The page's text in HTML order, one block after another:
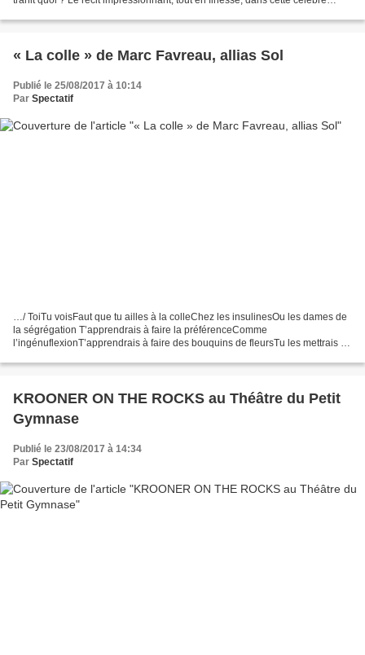
« La colle » de Marc Favreau, allias Sol
Publié le 25/08/2017 à 10:14
Par Spectatif
…/ ToiTu voisFaut que tu ailles à la colleChez les insulinesOu les dames de
la ségrégation T’apprendrais à faire la préférenceComme
l’ingénuflexionT’apprendrais à faire des bouquins de fleursTu les mettrais en
KROONER ON THE ROCKS au Théâtre du Petit
Gymnase
Publié le 23/08/2017 à 14:34
Par Spectatif